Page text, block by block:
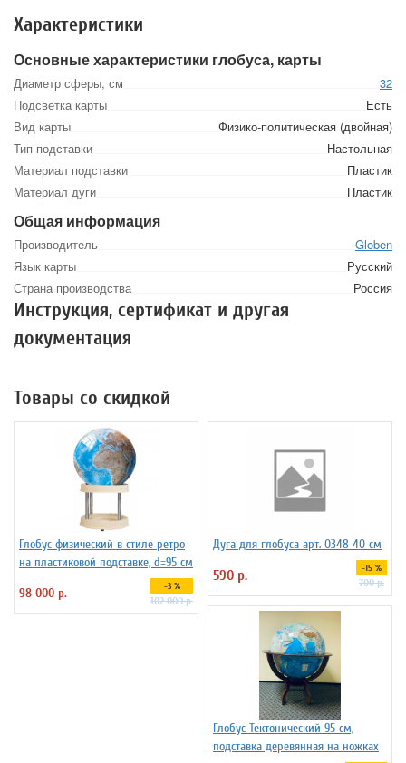
Характеристики
Основные характеристики глобуса, карты
Диаметр сферы, см
32
Подсветка карты
Есть
Вид карты
Физико-политическая (двойная)
Тип подставки
Настольная
Материал подставки
Пластик
Материал дуги
Пластик
Общая информация
Производитель
Globen
Язык карты
Русский
Страна производства
Россия
Инструкция, сертификат и другая
документация
Товары со скидкой
Глобус физический в стиле ретро
на пластиковой подставке, d=95 см
98 000 р.
-3 %
102 000 р.
Дуга для глобуса арт. 0348 40 см
590 р. -15 %
700 р.
Глобус Тектонический 95 см,
подставка деревянная на ножках